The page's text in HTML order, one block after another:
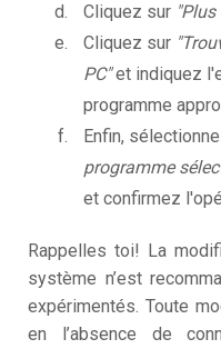
Cliquez sur
Cliquez sur
PC"et indiquez
programme
Enfin,
programme
et confirmez
Rappelles toi! La
système n’est
expérimentés. Toute
en l’absence de